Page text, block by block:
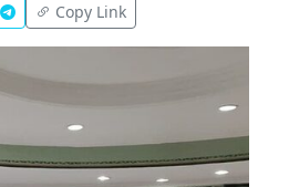
Copy Link